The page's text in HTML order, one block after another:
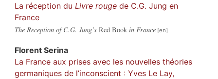
La réception du Livre rouge de C.G. Jung en
France
The Reception of C.G. Jung’s Red Book in France
Florent Serina
La France aux prises avec les nouvelles théories
germaniques de l’inconscient : Yves Le Lay,